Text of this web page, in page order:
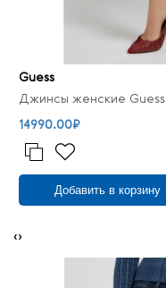
Guess
Джинсы женские Guess
14990.00₽
Добавить в корзину
‹›